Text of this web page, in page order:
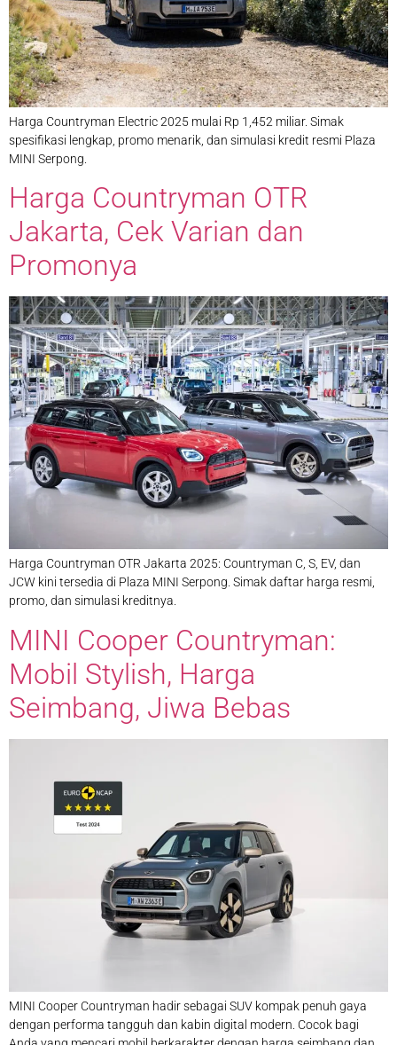
Harga Countryman Electric 2025 mulai Rp 1,452 miliar. Simak
spesifikasi lengkap, promo menarik, dan simulasi kredit resmi Plaza
MINI Serpong.
Harga Countryman OTR
Jakarta, Cek Varian dan
Promonya
Harga Countryman OTR Jakarta 2025: Countryman C, S, EV, dan
JCW kini tersedia di Plaza MINI Serpong. Simak daftar harga resmi,
promo, dan simulasi kreditnya.
MINI Cooper Countryman:
Mobil Stylish, Harga
Seimbang, Jiwa Bebas
MINI Cooper Countryman hadir sebagai SUV kompak penuh gaya
dengan performa tangguh dan kabin digital modern. Cocok bagi